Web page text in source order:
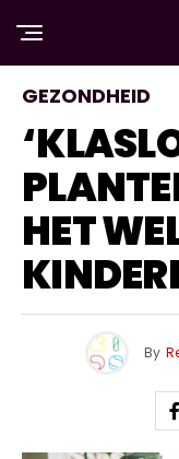
GEZONDHEID
HET
By